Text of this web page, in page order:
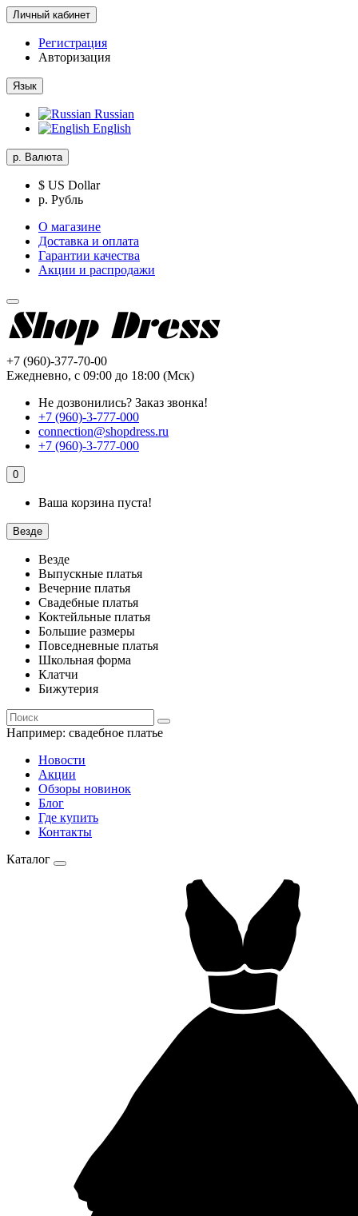
Личный кабинет
Регистрация
Авторизация
Язык
Russian
English
р. Валюта
$ US Dollar
р. Рубль
О магазине
Доставка и оплата
Гарантии качества
Акции и распродажи
+7 (960)-377-70-00
Ежедневно, с 09:00 до 18:00 (Мск)
Не дозвонились? Заказ звонка!
+7 (960)-3-777-000
connection@shopdress.ru
+7 (960)-3-777-000
0
Ваша корзина пуста!
Везде
Везде
Выпускные платья
Вечерние платья
Свадебные платья
Коктейльные платья
Большие размеры
Повседневные платья
Школьная форма
Клатчи
Бижутерия
Например: свадебное платье
Новости
Акции
Обзоры новинок
Блог
Где купить
Контакты
Каталог